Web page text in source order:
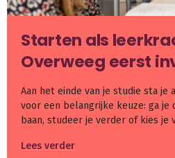
Starten als
Overweeg eerst
Aan het einde van je studie sta
voor een belangrijke keuze: ga je
baan, studeer je verder of kies je
Lees verder